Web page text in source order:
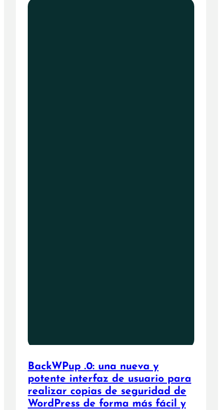
BackWPup .0: una nueva y
potente interfaz de usuario para
realizar copias de seguridad de
WordPress de forma más fácil y